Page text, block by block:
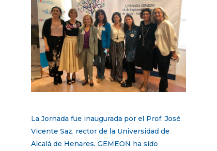
La Jornada fue inaugurada por el Prof. José
Vicente Saz, rector de la Universidad de
Alcalá de Henares. GEMEON ha sido